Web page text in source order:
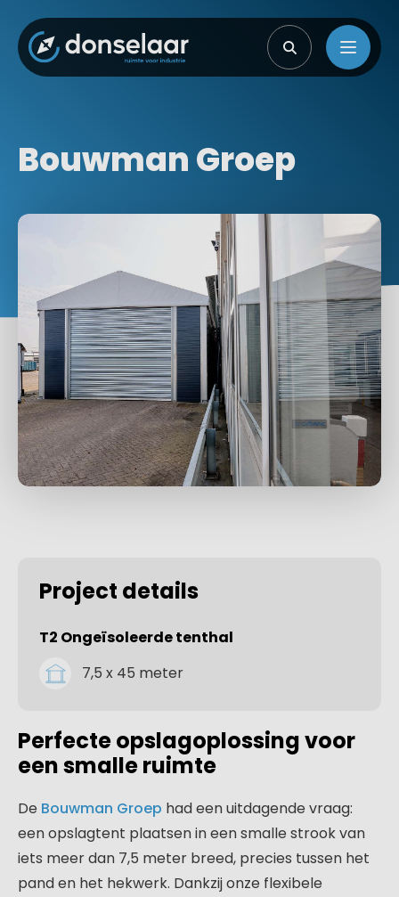
Bouwman Groep
Project details
T2 Ongeïsoleerde tenthal
7,5 x 45 meter
Perfecte opslagoplossing voor
een smalle ruimte
De Bouwman Groep had een uitdagende vraag:
een opslagtent plaatsen in een smalle strook van
iets meer dan 7,5 meter breed, precies tussen het
pand en het hekwerk. Dankzij onze flexibele